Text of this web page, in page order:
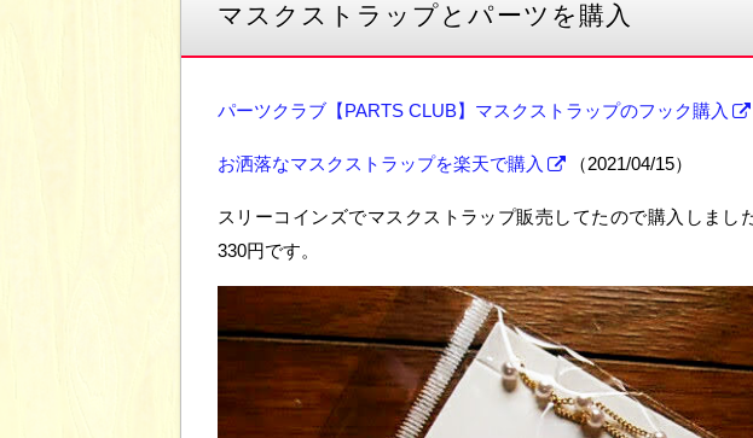
マスクストラップとパーツを購入
パーツクラブ【PARTS CLUB】マスクストラップのフック購入
お洒落なマスクストラップを楽天で購入 （2021/04/15）
スリーコインズでマスクストラップ販売してたので購入しまし
330円です。